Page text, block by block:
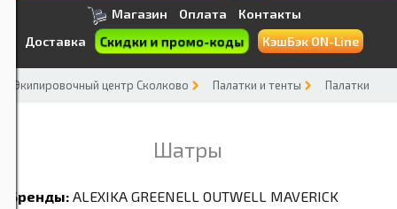
Магазин Оплата
Контакты
Доставка
Скидки и промо-коды КэшБэк ON-Line
Экипировочный центр Сколково Палатки и тенты Палатки
Шатры
Бренды: ALEXIKA GREENELL OUTWELL MAVERICK